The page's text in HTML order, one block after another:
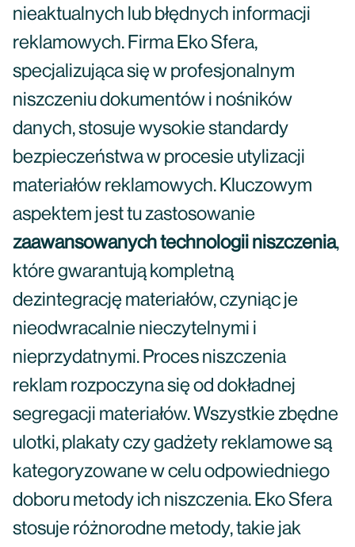
nieaktualnych lub błędnych informacji
reklamowych. Firma Eko Sfera,
specjalizująca się w profesjonalnym
niszczeniu dokumentów i nośników
danych, stosuje wysokie standardy
bezpieczeństwa w procesie utylizacji
materiałów reklamowych. Kluczowym
aspektem jest tu zastosowanie
zaawansowanych technologii niszczenia,
które gwarantują kompletną
dezintegrację materiałów, czyniąc je
nieodwracalnie nieczytelnymi i
nieprzydatnymi. Proces niszczenia
reklam rozpoczyna się od dokładnej
segregacji materiałów. Wszystkie zbędne
ulotki, plakaty czy gadżety reklamowe są
kategoryzowane w celu odpowiedniego
doboru metody ich niszczenia. Eko Sfera
stosuje różnorodne metody, takie jak